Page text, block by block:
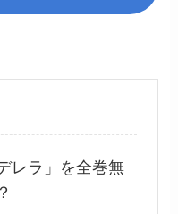
レラ」を全巻無